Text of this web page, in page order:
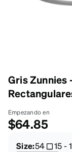
Gris Zunnies
Empezando en
$64.85
Size:54 15-